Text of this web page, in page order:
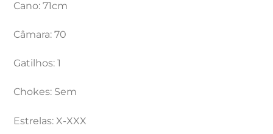
Cano: 71cm
Câmara: 70
Gatilhos: 1
Chokes: Sem
Estrelas: X-XXX